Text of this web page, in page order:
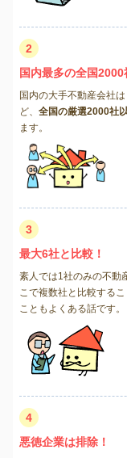
2
国内最多の全国2000
国内の大手不動産会社
ど、 全国の厳選2000社
ます。
3
最大6社と比較！
素人では1社のみの不動
こで複数社と比較する
こともよくある話です。
4
悪徳企業は排除！